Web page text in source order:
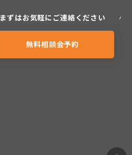
まずはお気軽にご連絡ください
無料相談会予約